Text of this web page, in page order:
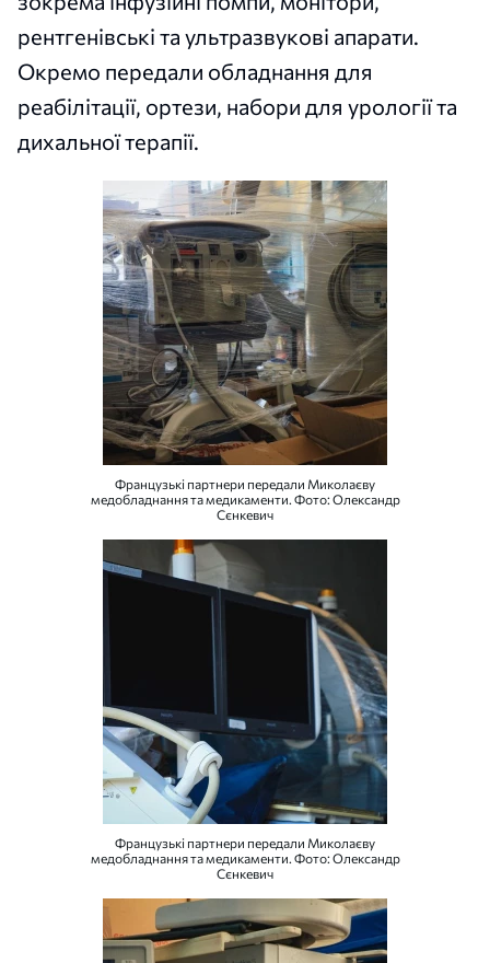
рентгенівські та ультразвукові апарати.
Окремо передали обладнання для
реабілітації, ортези, набори для урології та
дихальної терапії.
Французькі партнери передали Миколаєву
медобладнання та медикаменти. Фото: Олександр
Сєнкевич
Французькі партнери передали Миколаєву
медобладнання та медикаменти. Фото: Олександр
Сєнкевич